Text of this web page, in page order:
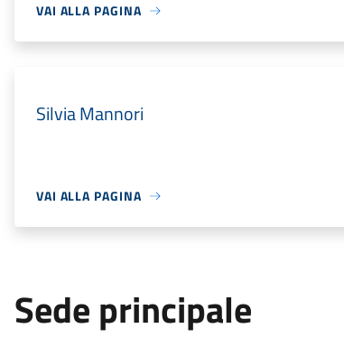
VAI ALLA PAGINA
Silvia Mannori
VAI ALLA PAGINA
Sede principale